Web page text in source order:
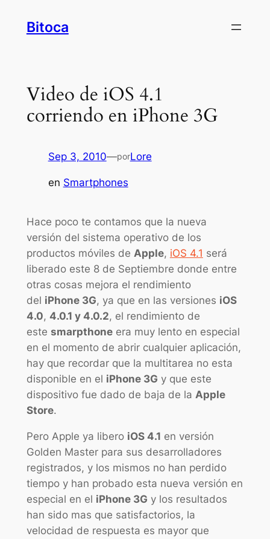
Bitoca
Video de iOS 4.1
corriendo en iPhone 3G
Sep 3, 2010—porLore
en Smartphones
Hace poco te contamos que la nueva
versión del sistema operativo de los
productos móviles de Apple, iOS 4.1 será
liberado este 8 de Septiembre donde entre
otras cosas mejora el rendimiento
del iPhone 3G, ya que en las versiones iOS
4.0, 4.0.1 y 4.0.2, el rendimiento de
este smarpthoneera muy lento en especial
en el momento de abrir cualquier aplicación,
hay que recordar que la multitarea no esta
disponible en el iPhone 3G y que este
dispositivo fue dado de baja de la Apple
Store.
Pero Apple ya libero iOS 4.1 en versión
Golden Master para sus desarrolladores
registrados, y los mismos no han perdido
tiempo y han probado esta nueva versión en
especial en el iPhone 3G y los resultados
han sido mas que satisfactorios, la
velocidad de respuesta es mayor que